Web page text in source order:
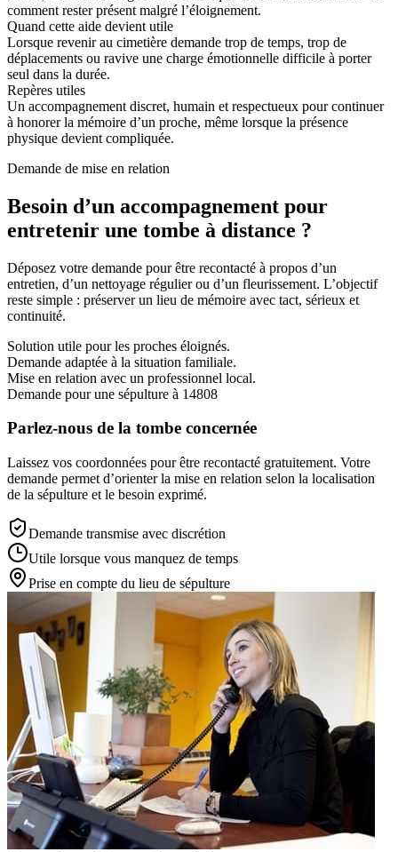
comment rester présent malgré l’éloignement.
Quand cette aide devient utile
Lorsque revenir au cimetière demande trop de temps, trop de
déplacements ou ravive une charge émotionnelle difficile à porter
seul dans la durée.
Repères utiles
Un accompagnement discret, humain et respectueux pour continuer
à honorer la mémoire d’un proche, même lorsque la présence
physique devient compliquée.
Demande de mise en relation
Besoin d’un accompagnement pour
entretenir une tombe à distance ?
Déposez votre demande pour être recontacté à propos d’un
entretien, d’un nettoyage régulier ou d’un fleurissement. L’objectif
reste simple : préserver un lieu de mémoire avec tact, sérieux et
continuité.
Solution utile pour les proches éloignés.
Demande adaptée à la situation familiale.
Mise en relation avec un professionnel local.
Demande pour une sépulture à 14808
Parlez-nous de la tombe concernée
Laissez vos coordonnées pour être recontacté gratuitement. Votre
demande permet d’orienter la mise en relation selon la localisation
de la sépulture et le besoin exprimé.
Demande transmise avec discrétion
Utile lorsque vous manquez de temps
Prise en compte du lieu de sépulture